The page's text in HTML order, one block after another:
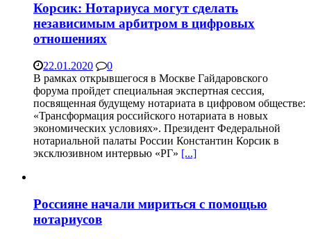
Корсик: Нотариуса могут сделать
независимым арбитром в цифровых
отношениях
22.01.2020
0
В рамках открывшегося в Москве Гайдаровского
форума пройдет специальная экспертная сессия,
посвященная будущему нотариата в цифровом обществе:
«Трансформация российского нотариата в новых
экономических условиях». Президент Федеральной
нотариальной палаты России Константин Корсик в
эксклюзивном интервью «РГ» [...]
Россияне начали мириться с помощью
нотариусов